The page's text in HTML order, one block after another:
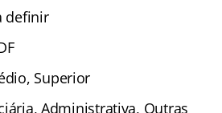
definir
Superior
Administrativa, Outras